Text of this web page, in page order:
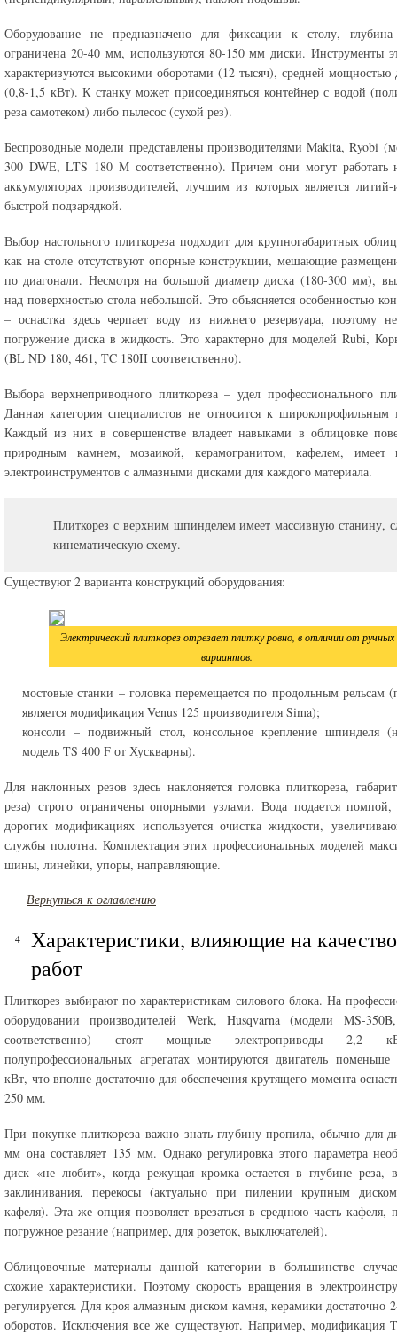
Оборудование не предназначено для фиксации к столу,
ограничена 20-40 мм, используются 80-150 мм диски. Инструменты
характеризуются высокими оборотами (12 тысяч), средней мощностью
(0,8-1,5 кВт). К станку может присоединяться контейнер с водой
реза самотеком) либо пылесос (сухой рез).
Беспроводные модели представлены производителями Makita, Ryobi
300 DWE, LTS 180 M соответственно). Причем они могут работать
аккумуляторах производителей, лучшим из которых является
быстрой подзарядкой.
Выбор настольного плиткореза подходит для крупногабаритных
как на столе отсутствуют опорные конструкции, мешающие
по диагонали. Несмотря на большой диаметр диска (180-300 мм),
над поверхностью стола небольшой. Это объясняется особенностью
– оснастка здесь черпает воду из нижнего резервуара, поэтому
погружение диска в жидкость. Это характерно для моделей Rubi,
(BL ND 180, 461, TC 180II соответственно).
Выбора верхнеприводного плиткореза – удел профессионального
Данная категория специалистов не относится к широкопрофильным
Каждый из них в совершенстве владеет навыками в облицовке
природным камнем, мозаикой, керамогранитом, кафелем, имеет
электроинструментов с алмазными дисками для каждого материала.
Плиткорез с верхним шпинделем имеет массивную станину,
кинематическую схему.
Существуют 2 варианта конструкций оборудования:
Электрический плиткорез отрезает плитку ровно, в отличии от ручных
вариантов.
мостовые станки – головка перемещается по продольным рельсам
является модификация Venus 125 производителя Sima);
консоли – подвижный стол, консольное крепление шпинделя
модель TS 400 F от Хускварны).
Для наклонных резов здесь наклоняется головка плиткореза,
реза) строго ограничены опорными узлами. Вода подается помпой,
дорогих модификациях используется очистка жидкости,
службы полотна. Комплектация этих профессиональных моделей
шины, линейки, упоры, направляющие.
Вернуться к оглавлению
Характеристики, влияющие на качество
работ
Плиткорез выбирают по характеристикам силового блока. На
оборудовании производителей Werk, Husqvarna (модели MS-
соответственно) стоят мощные электроприводы 2,2
полупрофессиональных агрегатах монтируются двигатель
кВт, что вполне достаточно для обеспечения крутящего момента
250 мм.
При покупке плиткореза важно знать глубину пропила, обычно для
мм она составляет 135 мм. Однако регулировка этого параметра
диск «не любит», когда режущая кромка остается в глубине реза,
заклинивания, перекосы (актуально при пилении крупным
кафеля). Эта же опция позволяет врезаться в среднюю часть кафеля,
погружное резание (например, для розеток, выключателей).
Облицовочные материалы данной категории в большинстве
схожие характеристики. Поэтому скорость вращения в
регулируется. Для кроя алмазным диском камня, керамики достаточно
оборотов. Исключения все же существуют. Например, модификация